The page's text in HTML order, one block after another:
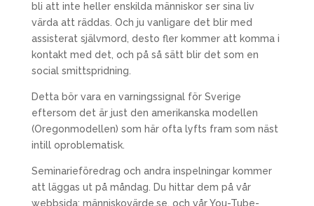
bli att inte heller enskilda människor ser sina liv
värda att räddas. Och ju vanligare det blir med
assisterat självmord, desto fler kommer att komma i
kontakt med det, och på så sätt blir det som en
social smittspridning.
Detta bör vara en varningssignal för Sverige
eftersom det är just den amerikanska modellen
(Oregonmodellen) som här ofta lyfts fram som näst
intill oproblematisk.
Seminarieföredrag och andra inspelningar kommer
att läggas ut på måndag. Du hittar dem på vår
webbsida: människovärde.se, och vår You-Tube-